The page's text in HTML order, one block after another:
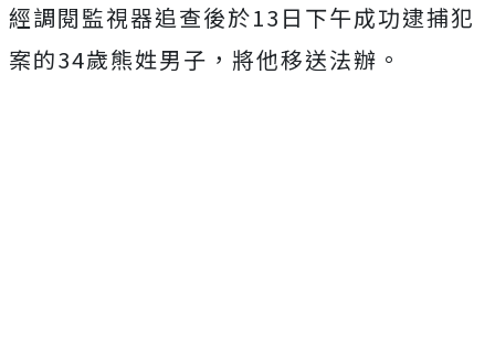
經調閱監視器追查後於13日下午成功逮捕犯
案的34歲熊姓男子，將他移送法辦。